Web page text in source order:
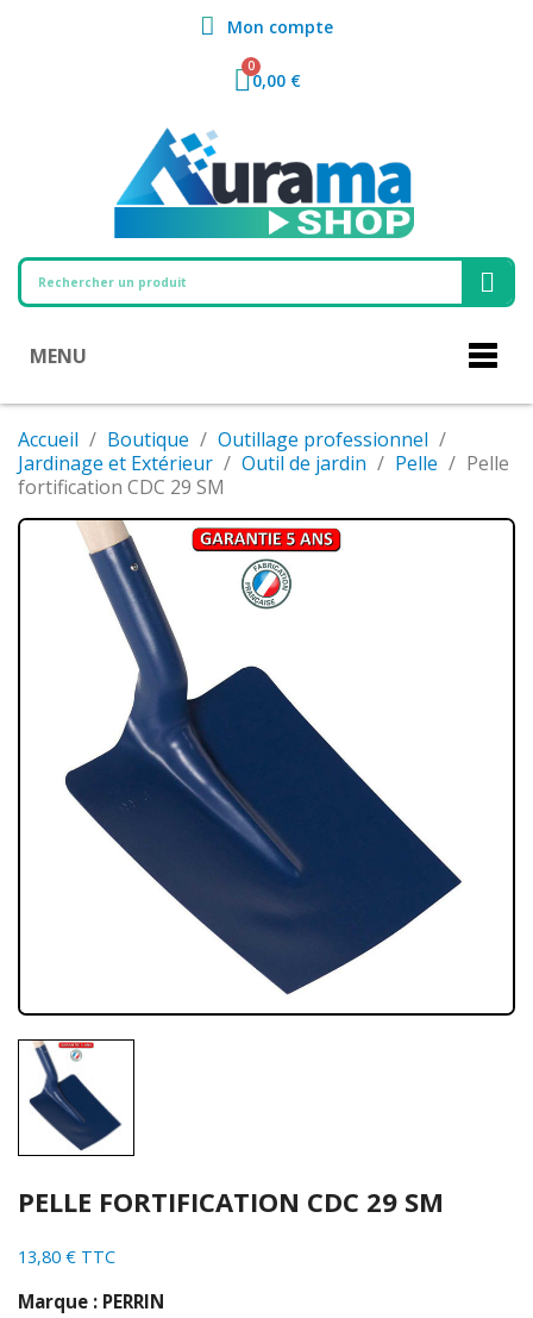
Mon compte
0,00 €
MENU
Accueil Boutique
Outillage professionnel
Jardinage et Extérieur
Outil de jardin Pelle
Pelle
fortification CDC 29 SM
PELLE FORTIFICATION CDC 29 SM
13,80 € TTC
Marque : PERRIN